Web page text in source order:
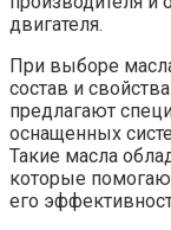
двигателя.
При выборе
состав и
предлагают
оснащенных
Такие масла
которые
его